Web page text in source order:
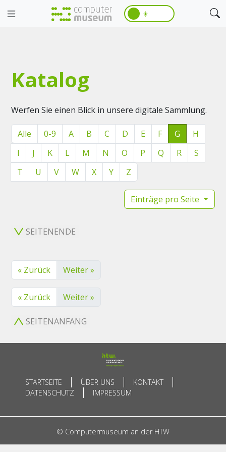
☀️
Katalog
Werfen Sie einen Blick in unsere digitale Sammlung.
Alle 0-9 A B C D E F G
H
I
J K L M N O P Q R
S
T
U V W X Y Z
Einträge pro Seite
SEITENENDE
« Zurück Weiter »
« Zurück Weiter »
SEITENANFANG
STARTSEITE ÜBER UNS
KONTAKT
DATENSCHUTZ
IMPRESSUM
© Computermuseum an der HTW